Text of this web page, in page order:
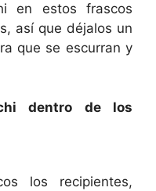
en estos frascos
así que déjalos un
que se escurran y
dentro de los
los recipientes,